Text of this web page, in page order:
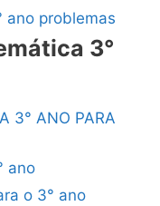
ano problemas
3°
3° ANO PARA
ano
o 3° ano